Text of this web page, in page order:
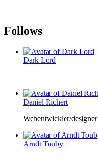
Follows
Dark Lord
Daniel Richert
Webentwickler/designer
Arndt Touby